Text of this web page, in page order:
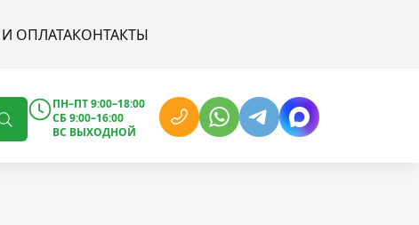
ОПЛАТАКОНТАКТЫ
ПН–ПТ 9:00–18:00
СБ 9:00–16:00
ВС ВЫХОДНОЙ